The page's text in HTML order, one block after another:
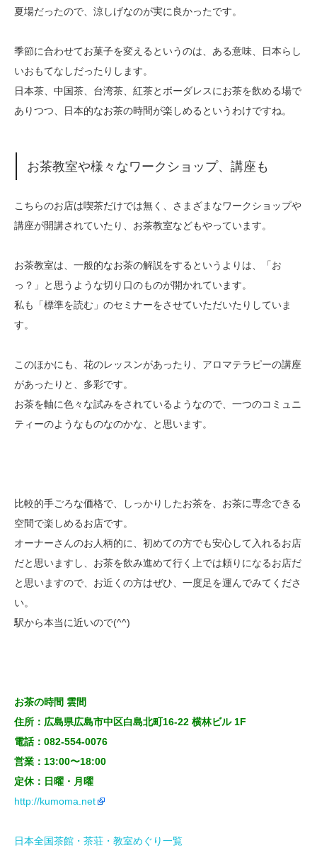
夏場だったので、涼しげなのが実に良かったです。
季節に合わせてお菓子を変えるというのは、ある意味、日本らし
いおもてなしだったりします。
日本茶、中国茶、台湾茶、紅茶とボーダレスにお茶を飲める場で
ありつつ、日本的なお茶の時間が楽しめるというわけですね。
お茶教室や様々なワークショップ、講座も
こちらのお店は喫茶だけでは無く、さまざまなワークショップや
講座が開講されていたり、お茶教室などもやっています。
お茶教室は、一般的なお茶の解説をするというよりは、「お
っ？」と思うような切り口のものが開かれています。
私も「標準を読む」のセミナーをさせていただいたりしていま
す。
このほかにも、花のレッスンがあったり、アロマテラピーの講座
があったりと、多彩です。
お茶を軸に色々な試みをされているようなので、一つのコミュニ
ティーのようなものなのかな、と思います。
比較的手ごろな価格で、しっかりしたお茶を、お茶に専念できる
空間で楽しめるお店です。
オーナーさんのお人柄的に、初めての方でも安心して入れるお店
だと思いますし、お茶を飲み進めて行く上では頼りになるお店だ
と思いますので、お近くの方はぜひ、一度足を運んでみてくださ
い。
駅から本当に近いので(^^)
お茶の時間 雲間
住所：広島県広島市中区白島北町16-22 横林ビル 1F
電話： 082-554-0076
営業：13:00〜18:00
定休：日曜・月曜
http://kumoma.net
日本全国茶館・茶荘・教室めぐり一覧